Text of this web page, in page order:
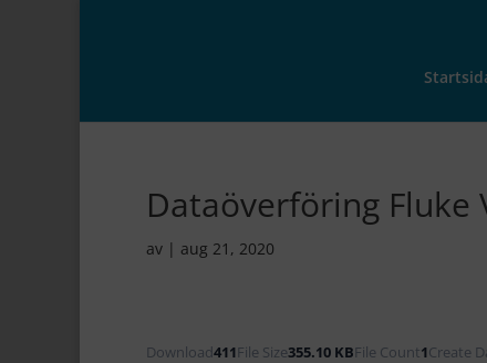
Dataöverföring Fluke
av | aug 21, 2020
Download411File Size355.10 KBFile Count1Create